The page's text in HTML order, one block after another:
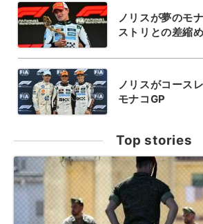
ノリスが夢のモ
ストリとの差縮
ノリスがコース
モナコGP
Top stories